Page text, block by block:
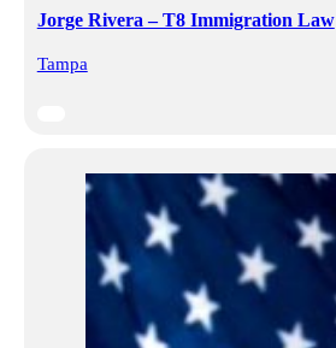
Jorge Rivera – T8 Immigration Law
Tampa